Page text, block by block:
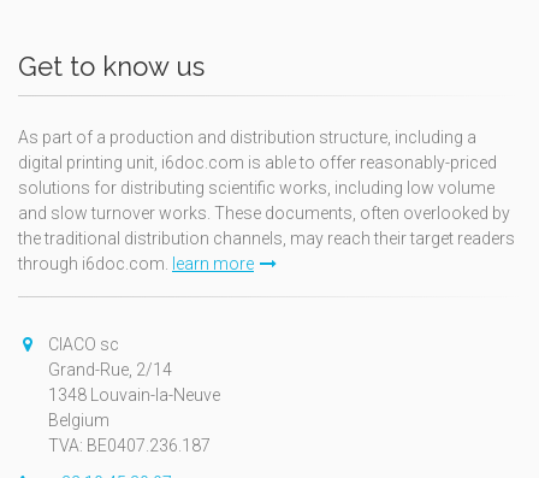
Get to know us
As part of a production and distribution structure, including a
digital printing unit, i6doc.com is able to offer reasonably-priced
solutions for distributing scientific works, including low volume
and slow turnover works. These documents, often overlooked by
the traditional distribution channels, may reach their target readers
through i6doc.com. learn more
CIACO sc
Grand-Rue, 2/14
1348 Louvain-la-Neuve
Belgium
TVA: BE0407.236.187